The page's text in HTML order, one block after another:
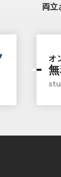
両立
オ